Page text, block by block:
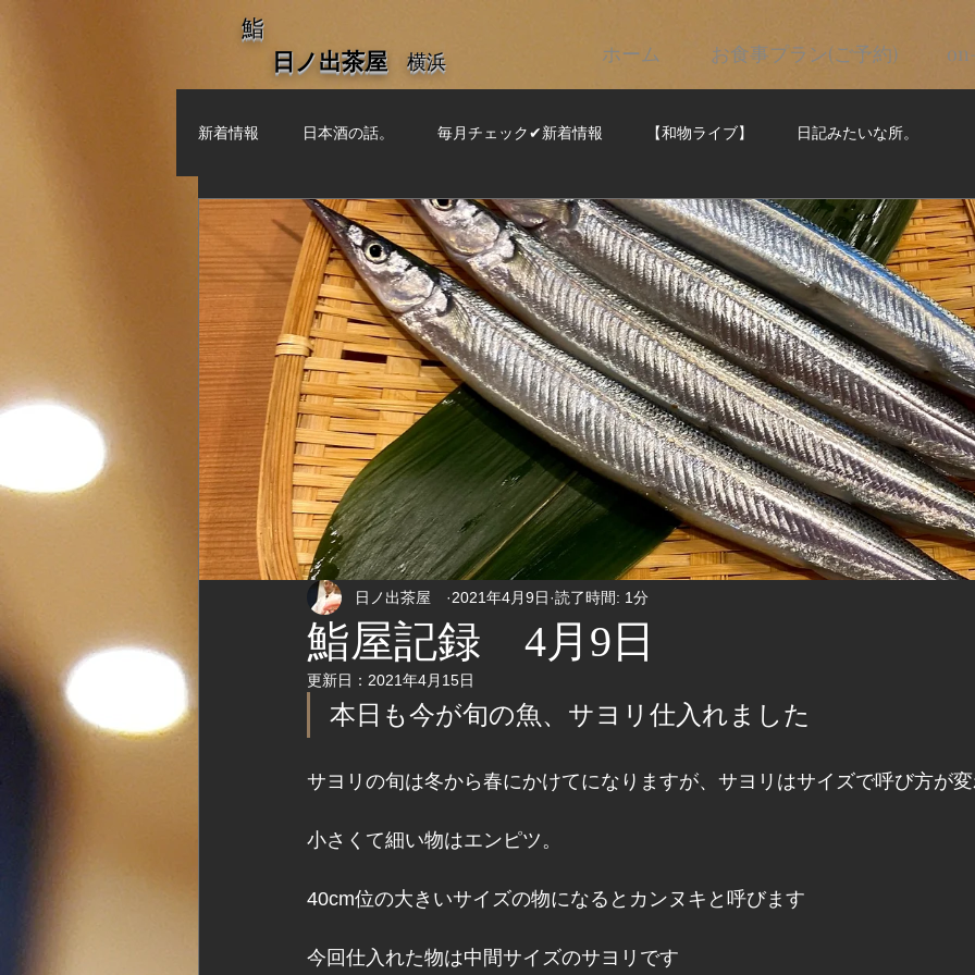
​日ノ出茶屋 ホーム お食事プラン(ご予約)
​鮨
​横浜
新着情報 日本酒の話。 毎月チェック✔新着情報 【和物ライブ】 日記みたいな所。
鮨屋記録 4月9日
日ノ出茶屋 2021年4月9日 読了時間: 1分
更新日： 2021年4月15日
本日も今が旬の魚、サヨリ仕入れました
サヨリの旬は冬から春にかけてになりますが、サヨリはサイズで呼び方が
小さくて細い物はエンピツ。
40cm位の大きいサイズの物になるとカンヌキと呼びます
今回仕入れた物は中間サイズのサヨリです